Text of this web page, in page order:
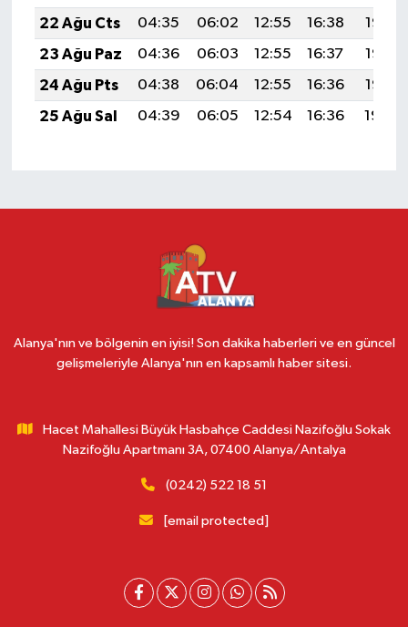
22 Ağu Cts
04:35 06:02 12:55 16:38
19:38
23 Ağu Paz
04:36 06:03 12:55 16:37
19:37
24 Ağu Pts
04:38 06:04 12:55 16:36
19:35
25 Ağu Sal
04:39 06:05 12:54 16:36 19:34
Alanya'nın ve bölgenin en iyisi! Son dakika haberleri ve en güncel
gelişmeleriyle Alanya'nın en kapsamlı haber sitesi.
Hacet Mahallesi Büyük Hasbahçe Caddesi Nazifoğlu Sokak
Nazifoğlu Apartmanı 3A, 07400 Alanya/Antalya
(0242) 522 18 51
[email protected]